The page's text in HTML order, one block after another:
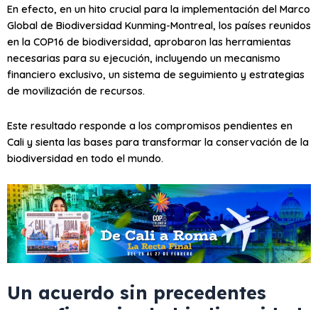
En efecto, en un hito crucial para la implementación del Marco
Global de Biodiversidad Kunming-Montreal, los países reunidos
en la COP16 de biodiversidad, aprobaron las herramientas
necesarias para su ejecución, incluyendo un mecanismo
financiero exclusivo, un sistema de seguimiento y estrategias
de movilización de recursos.
Este resultado responde a los compromisos pendientes en
Cali y sienta las bases para transformar la conservación de la
biodiversidad en todo el mundo.
Un acuerdo sin precedentes